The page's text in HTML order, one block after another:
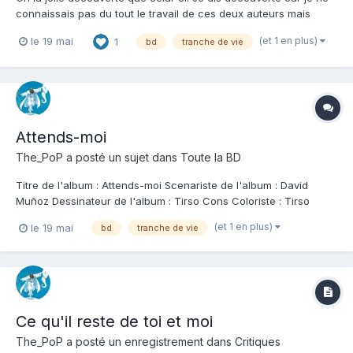
connaissais pas du tout le travail de ces deux auteurs mais
ne va pas se mentir, en voyant cette couverture et en lisant
le 19 mai 1 bd tranche de vie (et 1 en plus)
Attends-moi
The_PoP a posté un sujet dans Toute la BD
Titre de l'album : Attends-moi Scenariste de l'album : David
Muñoz Dessinateur de l'album : Tirso Cons Coloriste : Tirso
Lorsque son village est évacué d'urgence à cause d'un incident
le 19 mai bd tranche de vie (et 1 en plus)
Ce qu'il reste de toi et moi
The_PoP a posté un enregistrement dans Critiques